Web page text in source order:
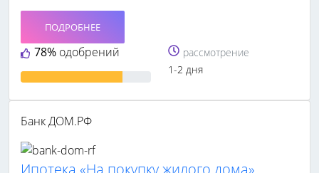
78% одобрений
ПОДРОБНЕЕ
рассмотрение
1-2 дня
Банк ДОМ.РФ
Ипотека «На покупку жилого дома»